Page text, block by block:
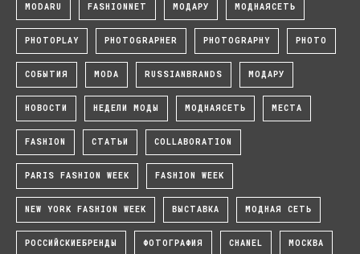
MODARU FASHIONNET МОДАРУ МОДНАЯСЕТЬ
PHOTOPLAY PHOTOGRAPHER PHOTOGRAPHY PHOTO
СОБЫТИЯ MODA RUSSIANBRANDS МОДАРУ
НОВОСТИ НЕДЕЛИ МОДЫ МОДНАЯСЕТЬ МЕСТА
FASHION СТАТЬИ COLLABORATION
PARIS FASHION WEEK FASHION WEEK
NEW YORK FASHION WEEK ВЫСТАВКА МОДНАЯ СЕТЬ
РОССИЙСКИЕБРЕНДЫ ФОТОГРАФИЯ CHANEL МОСКВА